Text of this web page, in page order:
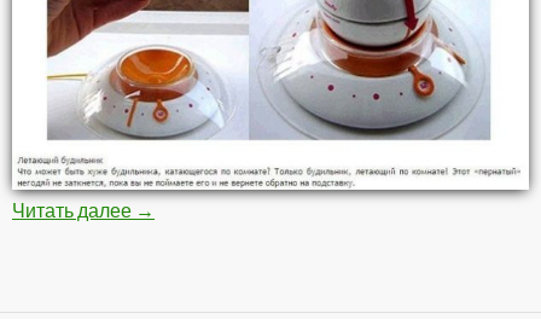
Читать далее Самые необычные будильники (10 фото)
→